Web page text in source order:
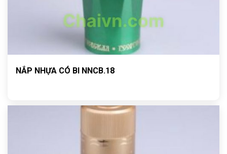
NẮP NHỰA CÓ BI NNCB.18